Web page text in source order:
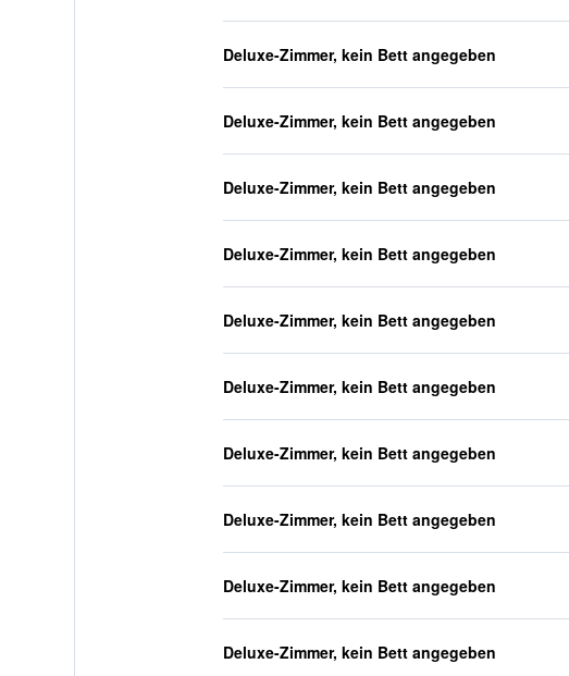
Deluxe-Zimmer, kein Bett angegeben
Deluxe-Zimmer, kein Bett angegeben
Deluxe-Zimmer, kein Bett angegeben
Deluxe-Zimmer, kein Bett angegeben
Deluxe-Zimmer, kein Bett angegeben
Deluxe-Zimmer, kein Bett angegeben
Deluxe-Zimmer, kein Bett angegeben
Deluxe-Zimmer, kein Bett angegeben
Deluxe-Zimmer, kein Bett angegeben
Deluxe-Zimmer, kein Bett angegeben